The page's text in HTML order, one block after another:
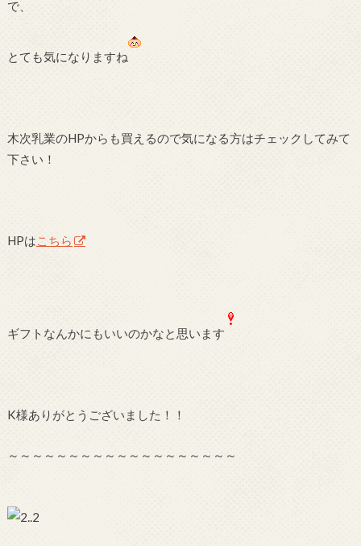
で、
とても気になりますね
木次乳業のHPからも買えるので気になる方はチェックしてみて
下さい！
HPはこちら
ギフトなんかにもいいのかなと思います
K様ありがとうございました！！
～～～～～～～～～～～～～～～～～～～